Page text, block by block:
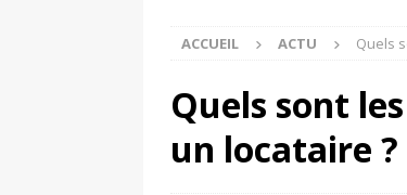
ACCUEIL ACTU Quels
Quels sont
un locataire ?